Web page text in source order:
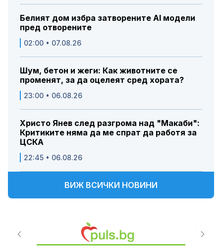
Белият дом избра затворените AI модели
пред отворените
02:00 • 07.08.26
Шум, бетон и жеги: Как животните се
променят, за да оцелеят сред хората?
23:00 • 06.08.26
Христо Янев след разгрома над "Макаби":
Критиките няма да ме спрат да работя за
ЦСКА
22:45 • 06.08.26
ВИЖ ВСИЧКИ НОВИНИ